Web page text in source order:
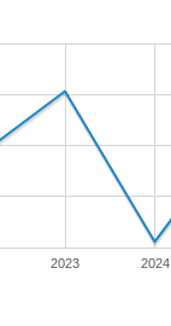
2023 2024